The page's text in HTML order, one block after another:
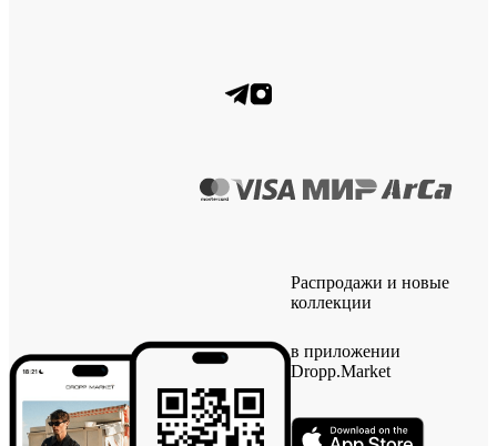
Распродажи и новые
коллекции
в приложении
Dropp.Market